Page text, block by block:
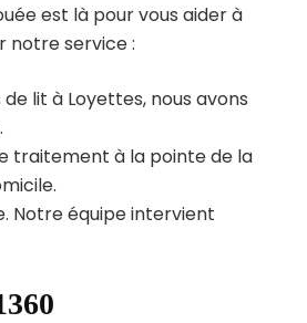
est là pour vous aider à
notre service :
lit à Loyettes, nous avons
traitement à la pointe de la
Notre équipe intervient